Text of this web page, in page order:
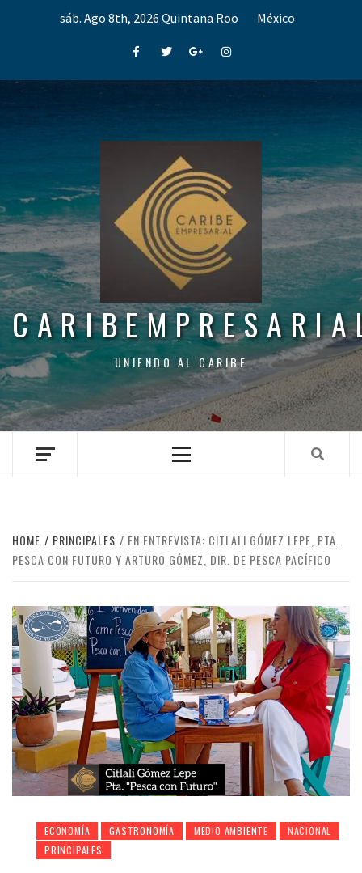
sáb. Ago 8th, 2026 Quintana Roo México
FacebookTwitterGoogle+Instagram
UNIENDO AL CARIBE
Menu
HOME PRINCIPALES
EN ENTREVISTA: CITLALI GÓMEZ LEPE, PTA.
PESCA CON FUTURO Y ARTURO GÓMEZ, DIR. DE PESCA PACÍFICO
ECONOMÍA GASTRONOMÍA MEDIO AMBIENTE
NACIONAL
PRINCIPALES